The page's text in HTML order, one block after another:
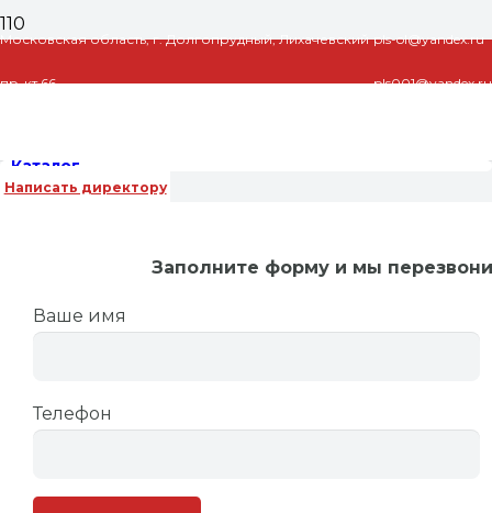
Московская область, г. Долгопрудный, Лихачевский
пр-кт 66
pls-ol@yandex.ru
pls001@yandex.ru
Каталог
Написать директору
Заполните форму и мы
Ваше имя
Телефон
отопления/ Котел настенный газовый Buderus